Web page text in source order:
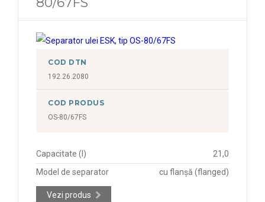
COD DTN
192.26.2080
COD PRODUS
OS-80/67FS
Capacitate (l)
21,0
Model de separator
cu flanșă (flanged)
Vezi produs